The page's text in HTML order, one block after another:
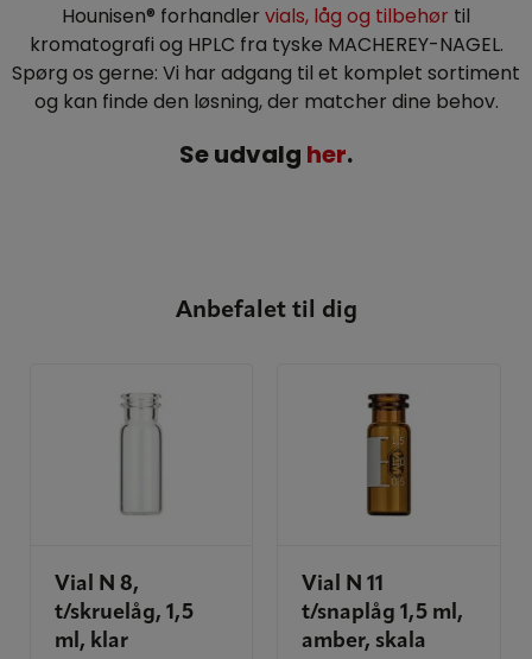
Hounisen® forhandler vials, låg og tilbehør til
kromatografi og HPLC fra tyske MACHEREY-NAGEL.
Spørg os gerne: Vi har adgang til et komplet sortiment
og kan finde den løsning, der matcher dine behov.
Se udvalg her.
Anbefalet til dig
Vial N 8,
t/skruelåg, 1,5
ml, klar
Vial N 11
t/snaplåg 1,5 ml,
amber, skala